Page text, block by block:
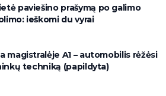
paviešino prašymą po galimo
ieškomi du vyrai
magistralėje A1 – automobilis rėžėsi
techniką (papildyta)